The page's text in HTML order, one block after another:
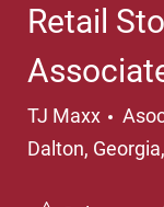
Retail
TJ Maxx
Dalton,